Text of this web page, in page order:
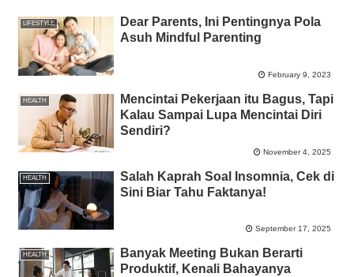
LIFESTYLE
Dear Parents, Ini Pentingnya Pola
Asuh Mindful Parenting
February 9, 2023
HEALTH
Mencintai Pekerjaan itu Bagus, Tapi
Kalau Sampai Lupa Mencintai Diri
Sendiri?
November 4, 2025
HEALTH
Salah Kaprah Soal Insomnia, Cek di
Sini Biar Tahu Faktanya!
September 17, 2025
HEALTH
Banyak Meeting Bukan Berarti
Produktif, Kenali Bahayanya